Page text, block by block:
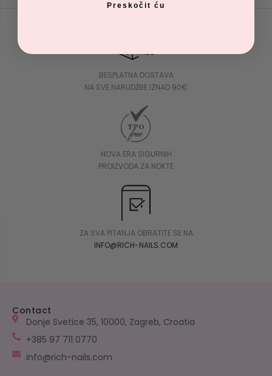
BESPLATNA DOSTAVA
NA SVE NARUDŽBE IZNAD 90€
NOVA ERA SIGURNIH
PROIZVODA ZA NOKTE
ZA SVA PITANJA OBRATITE SE NA
INFO@RICH-NAILS.COM
Contact
Donje Svetice 35, 10000, Zagreb, Croatia
+385 97 711 0770
info@rich-nails.com
Preskočit ću